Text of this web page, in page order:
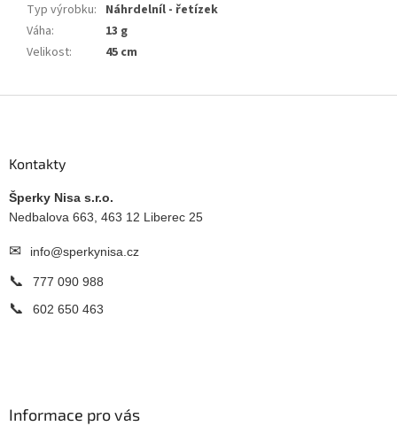
Typ výrobku: Náhrdelníl - řetízek
Váha:
13 g
Velikost: 45 cm
Kontakty
Šperky Nisa s.r.o.
Nedbalova 663, 463 12 Liberec 25
✉ info@sperkynisa.cz
📞 777 090 988
📞 602 650 463
Informace pro vás